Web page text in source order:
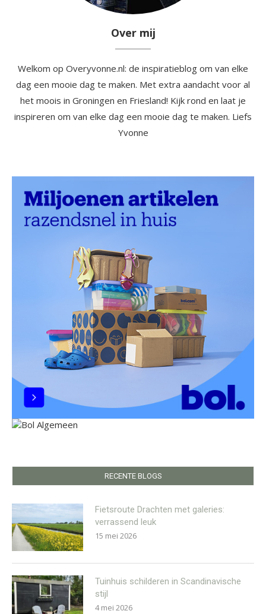
Over mij
Welkom op Overyvonne.nl: de inspiratieblog om van elke
dag een mooie dag te maken. Met extra aandacht voor al
het moois in Groningen en Friesland! Kijk rond en laat je
inspireren om van elke dag een mooie dag te maken. Liefs
Yvonne
RECENTE BLOGS
Fietsroute Drachten met galeries:
verrassend leuk
15 mei 2026
Tuinhuis schilderen in Scandinavische
stijl
4 mei 2026